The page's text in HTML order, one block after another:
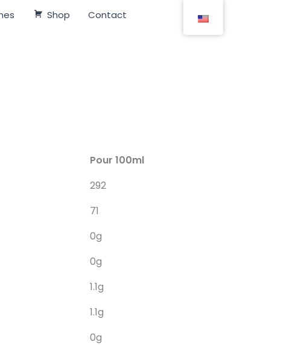
Shop Contact
Pour 100ml
292
71
0g
0g
1.1g
1.1g
0g